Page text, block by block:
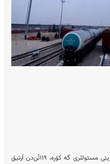
بلخ ولایتی‌ده حیرتان نورم و ستندرد آمریتی مسئوللری گه کۉره، ۱۱۹‌تُن‌دن آرتیق